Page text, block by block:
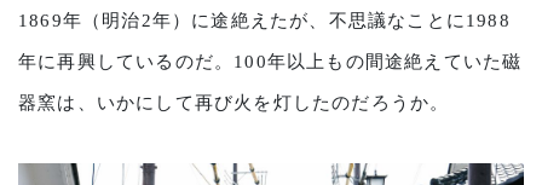
1869年（明治2年）に途絶えたが、不思議なことに1988
年に再興しているのだ。100年以上もの間途絶えていた磁
器窯は、いかにして再び火を灯したのだろうか。